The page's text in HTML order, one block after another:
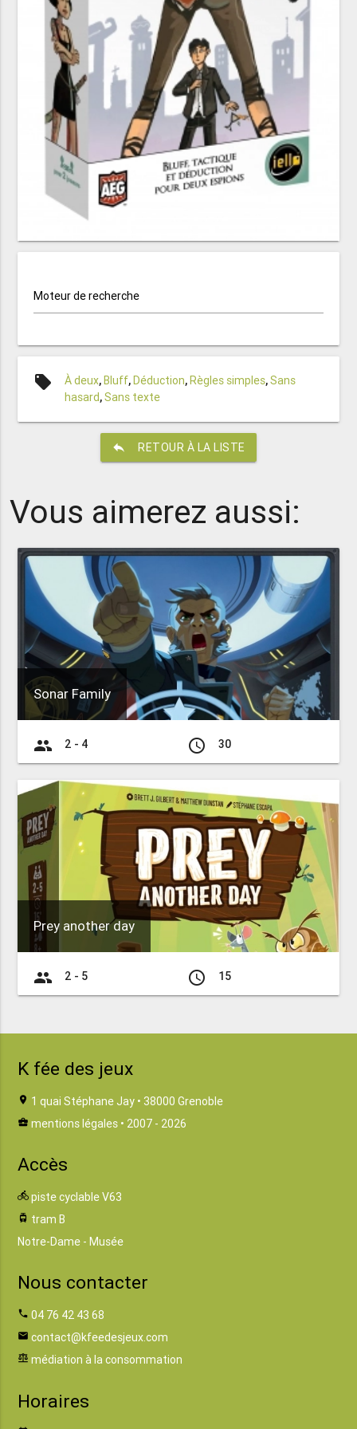
Moteur de recherche
local_offer À deux,Bluff,Déduction,Règles simples,Sans
hasard,Sans texte
reply RETOUR À LA LISTE
Vous aimerez aussi:
Sonar Family
group 2 - 4 access_time 30
Prey another day
group 2 - 5 access_time 15
K fée des jeux
location_on 1 quai Stéphane Jay • 38000 Grenoble
business_center mentions légales • 2007 - 2026
Accès
directions_bike piste cyclable V63
tram tram B
Notre-Dame - Musée
Nous contacter
phone 04 76 42 43 68
email contact@kfeedesjeux.com
balance médiation à la consommation
Horaires